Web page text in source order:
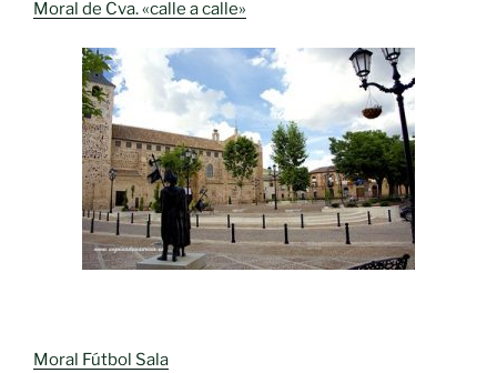
Moral de Cva. «calle a calle»
Moral Fútbol Sala